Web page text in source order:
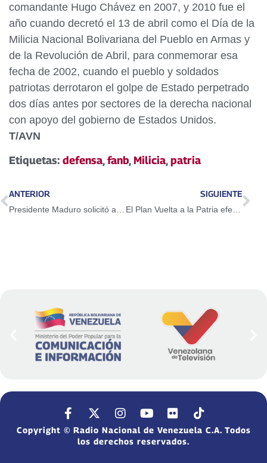
comandante Hugo Chávez en 2007, y 2010 fue el
año cuando decretó el 13 de abril como el Día de la
Milicia Nacional Bolivariana del Pueblo en Armas y
de la Revolución de Abril, para conmemorar esa
fecha de 2002, cuando el pueblo y soldados
patriotas derrotaron el golpe de Estado perpetrado
dos días antes por sectores de la derecha nacional
con apoyo del gobierno de Estados Unidos.
T/AVN
Etiquetas: defensa,fanb, Milicia,patria
ANTERIOR
Presidente Maduro solicitó a la ANC revisar ley de la FANB para darle rango constitucional a la Milicia Bolivariana
SIGUIENTE
El Plan Vuelta a la Patria efectuará seis vuelos el próximo 27 de abril
Copyright © Radio Nacional de Venezuela C.A. Todos
los derechos reservados.